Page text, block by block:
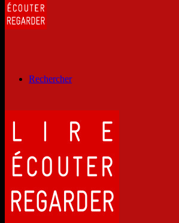
Rechercher